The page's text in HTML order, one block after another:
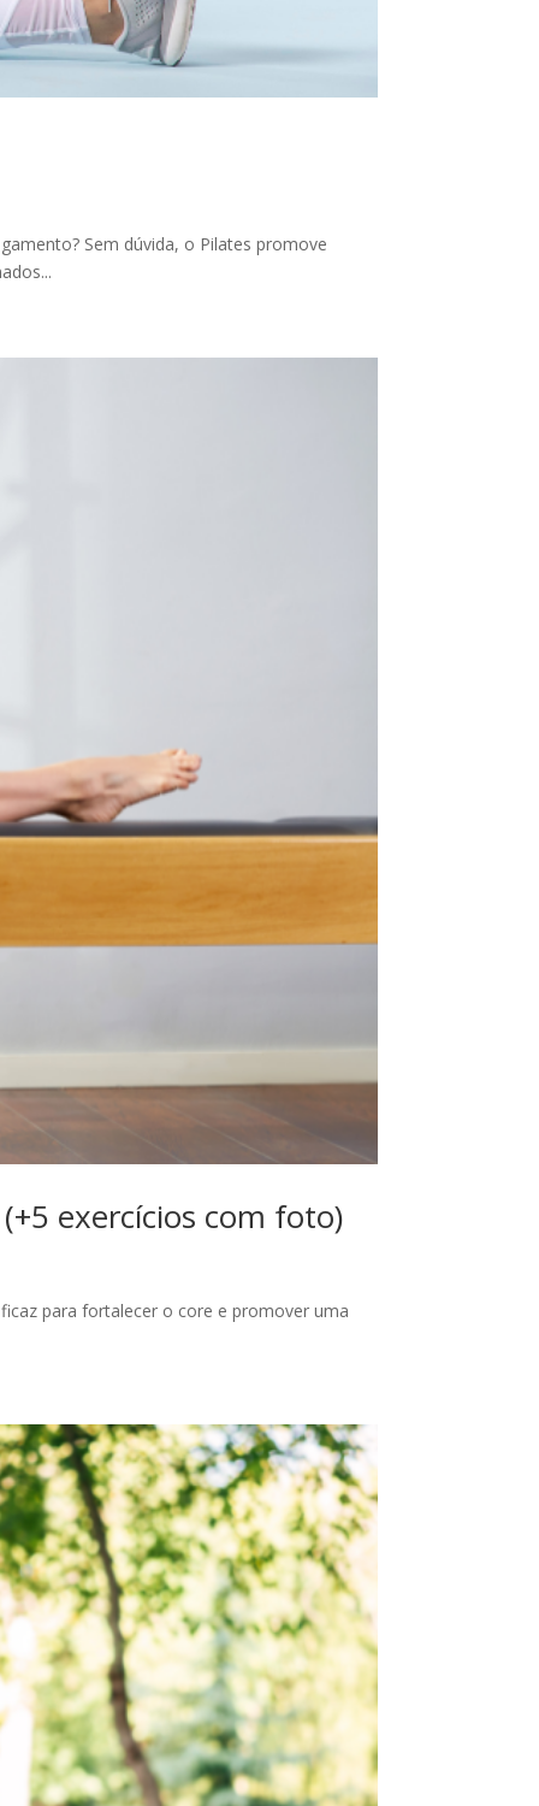
Sem dúvida, o Pilates promove
exercícios com foto)
para fortalecer o core e promover uma